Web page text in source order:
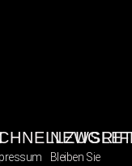
Bleiben Sie